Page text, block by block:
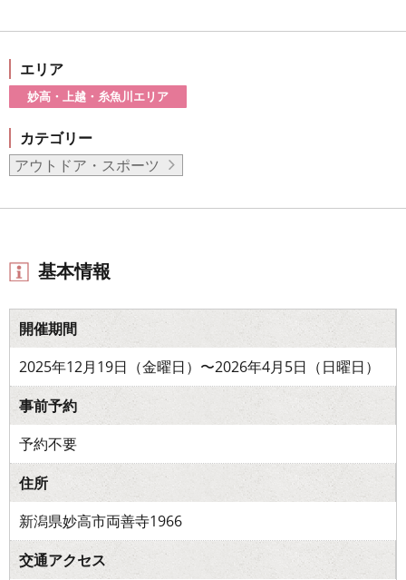
エリア
妙高・上越・糸魚川エリア
カテゴリー
アウトドア・スポーツ
基本情報
開催期間
2025年12月19日（金曜日）〜2026年4月5日（日曜日）
事前予約
予約不要
住所
新潟県妙高市両善寺1966
交通アクセス